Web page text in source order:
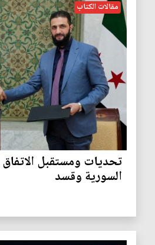
مقالات الكتاب
تحديات ومستقبل
السورية وقسد